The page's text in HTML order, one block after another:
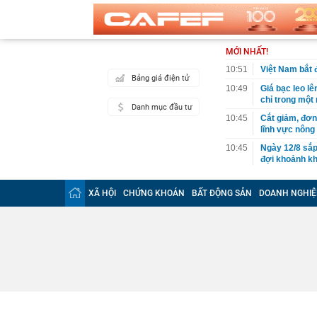
Bảng giá điện tử
Danh mục đầu tư
MỚI NHẤT!
10:51
Việt Nam bắt
10:49
Giá bạc leo
chỉ trong một
10:45
Cắt giảm,
lĩnh vực
10:45
Ngày 12/8
đợi khoảnh
10:42
Tin vào lời
online cho
10:41
Kỷ lục
XÃ HỘI CHỨNG KHOÁN BẤT ĐỘNG SẢN DOANH